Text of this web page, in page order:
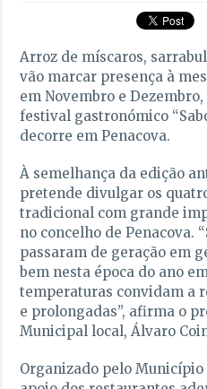
Arroz de míscaros,
vão marcar presença à
em Novembro e
festival gastronómico
decorre em Penacova.
À semelhança da edição
pretende divulgar os
tradicional com grande
no concelho de Penacova.
passaram de geração em
bem nesta época do ano
temperaturas convidam a
e prolongadas”, afirma o
Municipal local, Álvaro
Organizado pelo Município